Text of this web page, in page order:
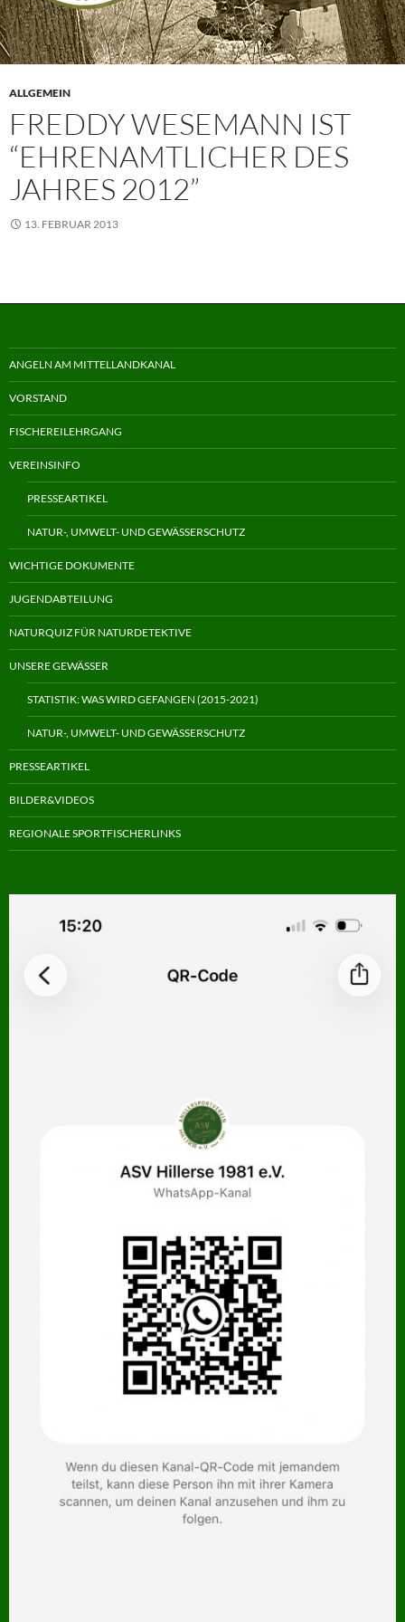
ALLGEMEIN
FREDDY WESEMANN IST
“EHRENAMTLICHER DES
JAHRES 2012”
13. FEBRUAR 2013
ANGELN AM MITTELLANDKANAL
VORSTAND
FISCHEREILEHRGANG
VEREINSINFO
PRESSEARTIKEL
NATUR-, UMWELT- UND GEWÄSSERSCHUTZ
WICHTIGE DOKUMENTE
JUGENDABTEILUNG
NATURQUIZ FÜR NATURDETEKTIVE
UNSERE GEWÄSSER
STATISTIK: WAS WIRD GEFANGEN (2015-2021)
NATUR-, UMWELT- UND GEWÄSSERSCHUTZ
PRESSEARTIKEL
BILDER&VIDEOS
REGIONALE SPORTFISCHERLINKS